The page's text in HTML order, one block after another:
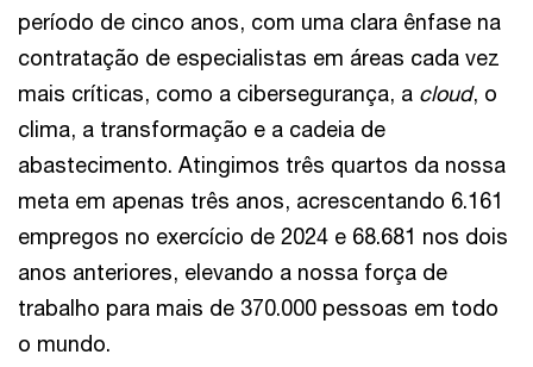
período de cinco anos, com uma clara ênfase na
contratação de especialistas em áreas cada vez
mais críticas, como a cibersegurança, a cloud, o
clima, a transformação e a cadeia de
abastecimento. Atingimos três quartos da nossa
meta em apenas três anos, acrescentando 6.161
empregos no exercício de 2024 e 68.681 nos dois
anos anteriores, elevando a nossa força de
trabalho para mais de 370.000 pessoas em todo
o mundo.